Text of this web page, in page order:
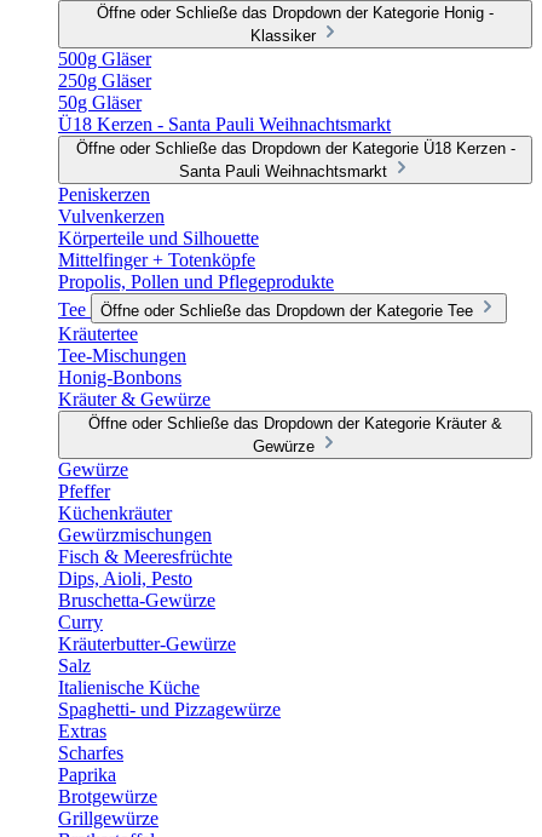
Öffne oder Schließe das Dropdown der Kategorie Honig -
Klassiker
500g Gläser
250g Gläser
50g Gläser
Ü18 Kerzen - Santa Pauli Weihnachtsmarkt
Öffne oder Schließe das Dropdown der Kategorie Ü18 Kerzen -
Santa Pauli Weihnachtsmarkt
Peniskerzen
Vulvenkerzen
Körperteile und Silhouette
Mittelfinger + Totenköpfe
Propolis, Pollen und Pflegeprodukte
Tee
Öffne oder Schließe das Dropdown der Kategorie Tee
Kräutertee
Tee-Mischungen
Honig-Bonbons
Kräuter & Gewürze
Öffne oder Schließe das Dropdown der Kategorie Kräuter &
Gewürze
Gewürze
Pfeffer
Küchenkräuter
Gewürzmischungen
Fisch & Meeresfrüchte
Dips, Aioli, Pesto
Bruschetta-Gewürze
Curry
Kräuterbutter-Gewürze
Salz
Italienische Küche
Spaghetti- und Pizzagewürze
Extras
Scharfes
Paprika
Brotgewürze
Grillgewürze